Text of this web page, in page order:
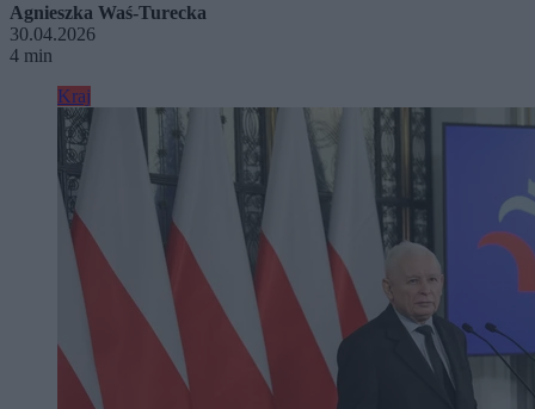
Agnieszka Waś-Turecka
30.04.2026
4 min
Kraj